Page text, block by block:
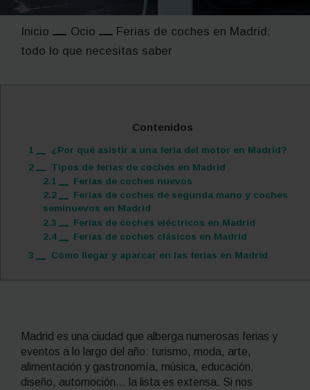
Inicio Ocio
Ferias de coches en Madrid:
todo lo que necesitas saber
Contenidos
1
¿Por qué asistir a una feria del motor en Madrid?
2
Tipos de ferias de coches en Madrid
2.1
Ferias de coches nuevos
2.2
Ferias de coches de segunda mano y coches
seminuevos en Madrid
2.3
Ferias de coches eléctricos en Madrid
2.4
Ferias de coches clásicos en Madrid
3
Cómo llegar y aparcar en las ferias en Madrid
Madrid es una ciudad que alberga numerosas ferias y
eventos a lo largo del año: turismo, moda, arte,
alimentación y gastronomía, música, educación,
diseño, automoción… la lista es extensa. Si nos